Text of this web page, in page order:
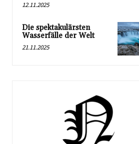
12.11.2025
Die spektakulärsten
Wasserfälle der Welt
21.11.2025